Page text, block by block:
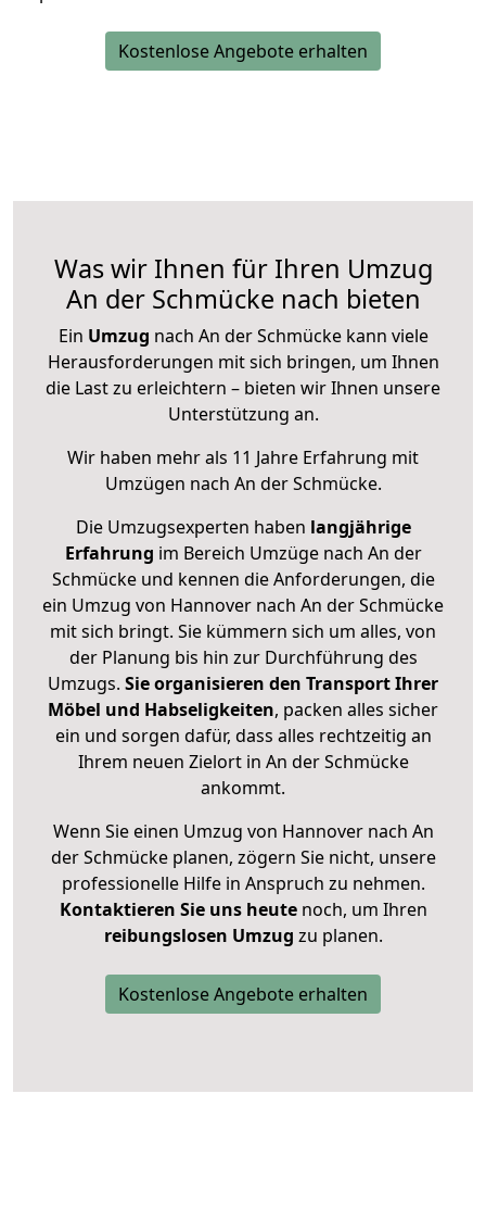
Kostenlose Angebote erhalten
Was wir Ihnen für Ihren Umzug
An der Schmücke nach bieten
Ein Umzug nach An der Schmücke kann viele
Herausforderungen mit sich bringen, um Ihnen
die Last zu erleichtern – bieten wir Ihnen unsere
Unterstützung an.
Wir haben mehr als 11 Jahre Erfahrung mit
Umzügen nach An der Schmücke.
Die Umzugsexperten haben langjährige
Erfahrung im Bereich Umzüge nach An der
Schmücke und kennen die Anforderungen, die
ein Umzug von Hannover nach An der Schmücke
mit sich bringt. Sie kümmern sich um alles, von
der Planung bis hin zur Durchführung des
Umzugs. Sie organisieren den Transport Ihrer
Möbel und Habseligkeiten, packen alles sicher
ein und sorgen dafür, dass alles rechtzeitig an
Ihrem neuen Zielort in An der Schmücke
ankommt.
Wenn Sie einen Umzug von Hannover nach An
der Schmücke planen, zögern Sie nicht, unsere
professionelle Hilfe in Anspruch zu nehmen.
Kontaktieren Sie uns heutenoch, um Ihren
reibungslosen Umzug zu planen.
Kostenlose Angebote erhalten